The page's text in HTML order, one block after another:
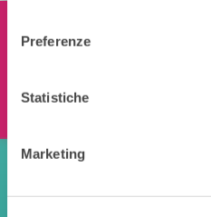
Preferenze
Statistiche
Marketing